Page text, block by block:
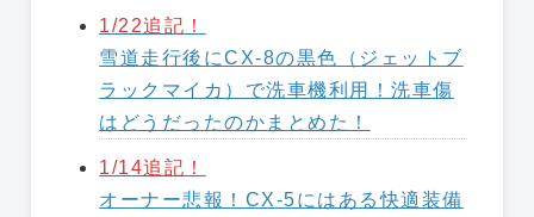
1/22追記！
雪道走行後にCX-8の黒色（ジェットブ
ラックマイカ）で洗車機利用！洗車傷
はどうだったのかまとめた！
1/14追記！
オーナー悲報！CX-5にはある快適装備